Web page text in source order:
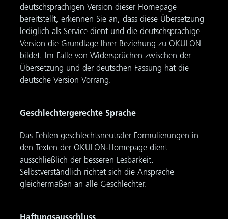
deutschsprachigen Version dieser Homepage
bereitstellt, erkennen Sie an, dass diese Übersetzung
lediglich als Service dient und die deutschsprachige
Version die Grundlage Ihrer Beziehung zu OKULON
bildet. Im Falle von Widersprüchen zwischen der
Übersetzung und der deutschen Fassung hat die
deutsche Version Vorrang.
Geschlechtergerechte Sprache
Das Fehlen geschlechtsneutraler Formulierungen in
den Texten der OKULON-Homepage dient
ausschließlich der besseren Lesbarkeit.
Selbstverständlich richtet sich die Ansprache
gleichermaßen an alle Geschlechter.